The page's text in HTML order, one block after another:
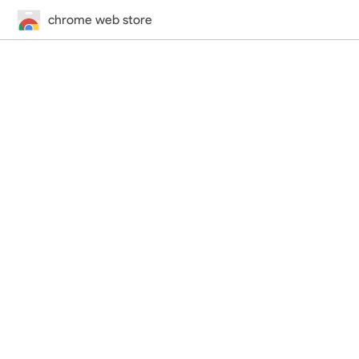
chrome web store